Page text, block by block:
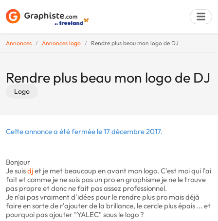
Annonces Annonces logo Rendre plus beau mon logo de DJ
Rendre plus beau mon logo de DJ
Logo
Cette annonce a été fermée le 17 décembre 2017.
Bonjour
Je suisdjet je met beaucoup en avant mon logo. C'est moi qui l'ai
fait et comme je ne suis pas un pro en graphisme je ne le trouve
pas propre et donc ne fait pas assez professionnel.
Je n'ai pas vraiment d'idées pour le rendre plus pro mais déjà
faire en sorte de r'ajouter de la brillance, le cercle plus épais ... et
pourquoi pas ajouter "YALEC" sous le logo ?